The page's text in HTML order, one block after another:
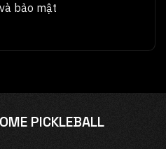
bảo mật
PICKLEBALL